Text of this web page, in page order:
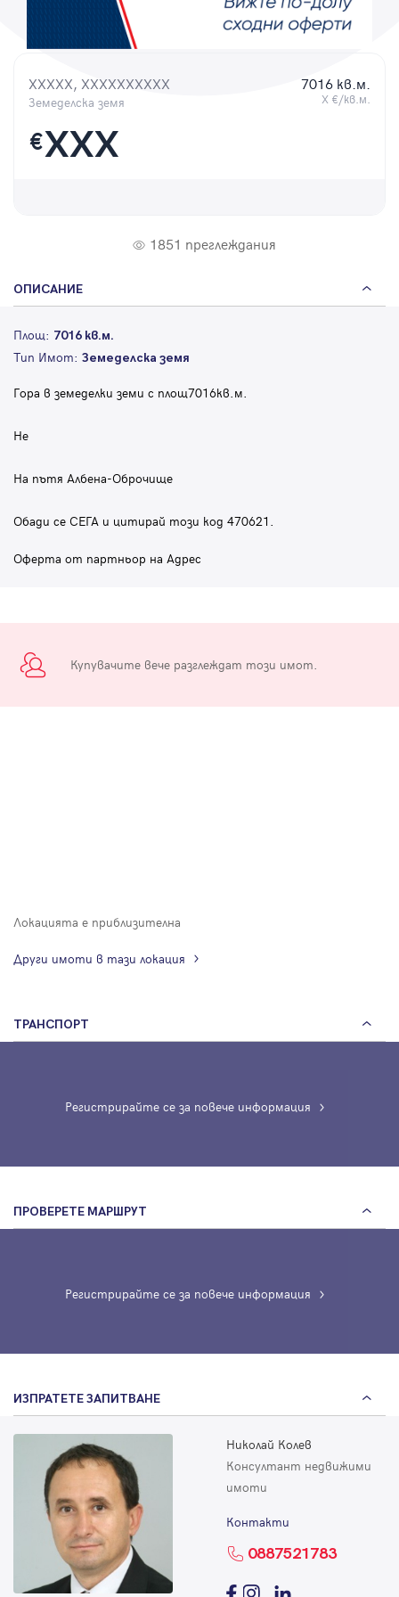
XXXXX, XXXXXXXXXX
Земеделска земя
7016 кв.м.
X €/кв.м.
€XXX
1851 преглеждания
ОПИСАНИЕ
Площ: 7016 кв.м.
Тип Имот: Земеделска земя
Гора в земеделки земи с площ7016кв.м.
Не
На пътя Албена-Оброчище
Обади се СЕГА и цитирай този код 470621.
Оферта от партньор на Адрес
Купувачите вече разглеждат този имот.
Локацията е приблизителна
Други имоти в тази локация
ТРАНСПОРТ
Регистрирайте се за повече информация
ПРОВЕРЕТЕ МАРШРУТ
Регистрирайте се за повече информация
ИЗПРАТЕТЕ ЗАПИТВАНЕ
Николай Колев
Консултант недвижими
имоти
Контакти
0887521783
Парола